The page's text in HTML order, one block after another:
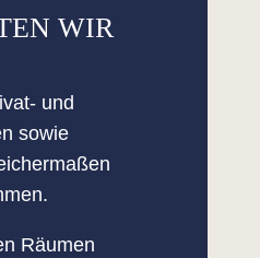
WIR
und
sowie
Räumen